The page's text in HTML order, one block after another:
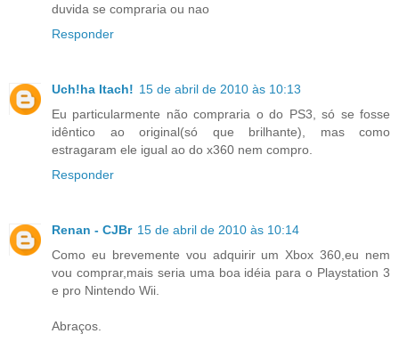
duvida se compraria ou nao
Responder
Uch!ha Itach! 15 de abril de 2010 às 10:13
Eu particularmente não compraria o do PS3, só se fosse
idêntico ao original(só que brilhante), mas como
estragaram ele igual ao do x360 nem compro.
Responder
Renan - CJBr 15 de abril de 2010 às 10:14
Como eu brevemente vou adquirir um Xbox 360,eu nem
vou comprar,mais seria uma boa idéia para o Playstation 3
e pro Nintendo Wii.
Abraços.